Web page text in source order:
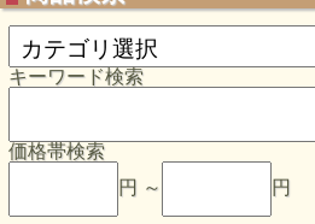
キーワード検索
価格帯検索
円 ～
円